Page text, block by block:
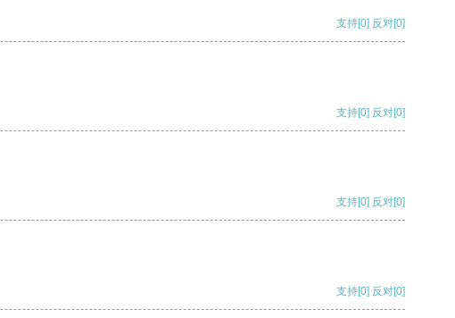
支持[0] 反对[0]
支持[0] 反对[0]
支持[0] 反对[0]
支持[0] 反对[0]